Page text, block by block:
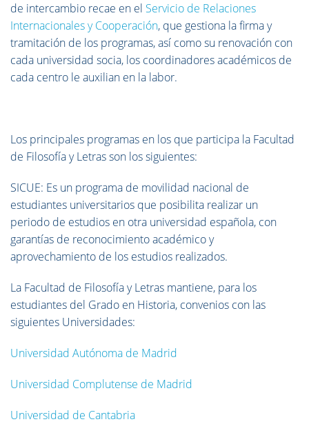
de intercambio recae en el Servicio de Relaciones
Internacionales y Cooperación, que gestiona la firma y
tramitación de los programas, así como su renovación con
cada universidad socia, los coordinadores académicos de
cada centro le auxilian en la labor.
Los principales programas en los que participa la Facultad
de Filosofía y Letras son los siguientes:
SICUE: Es un programa de movilidad nacional de
estudiantes universitarios que posibilita realizar un
periodo de estudios en otra universidad española, con
garantías de reconocimiento académico y
aprovechamiento de los estudios realizados.
La Facultad de Filosofía y Letras mantiene, para los
estudiantes del Grado en Historia, convenios con las
siguientes Universidades:
Universidad Autónoma de Madrid
Universidad Complutense de Madrid
Universidad de Cantabria